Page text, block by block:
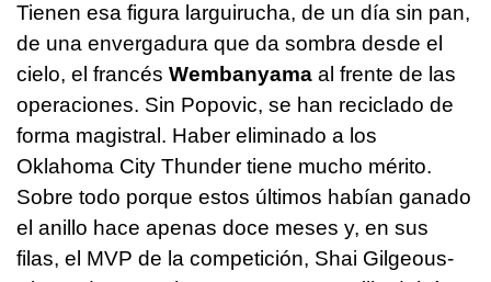
Tienen esa figura larguirucha, de un día sin pan,
de una envergadura que da sombra desde el
cielo, el francés Wembanyama al frente de las
operaciones. Sin Popovic, se han reciclado de
forma magistral. Haber eliminado a los
Oklahoma City Thunder tiene mucho mérito.
Sobre todo porque estos últimos habían ganado
el anillo hace apenas doce meses y, en sus
filas, el MVP de la competición, Shai Gilgeous-